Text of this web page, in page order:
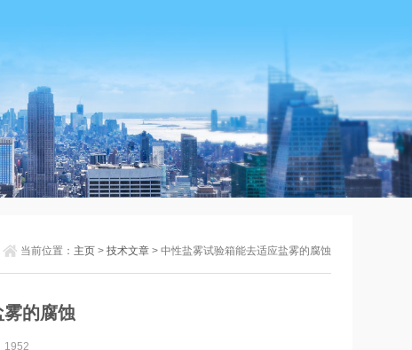
当前位置： 主页 >技术文章 > 中性盐雾试验箱能去适应盐雾的腐蚀
的腐蚀
1952